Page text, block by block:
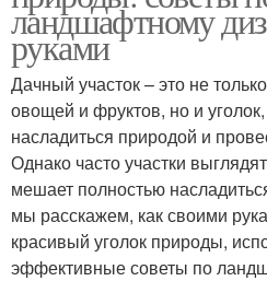
ландшафтному
руками
Дачный участок – это не
овощей и фруктов, но и
насладиться природой и
Однако часто участки
мешает полностью
мы расскажем, как своими
красивый уголок природы,
эффективные советы по